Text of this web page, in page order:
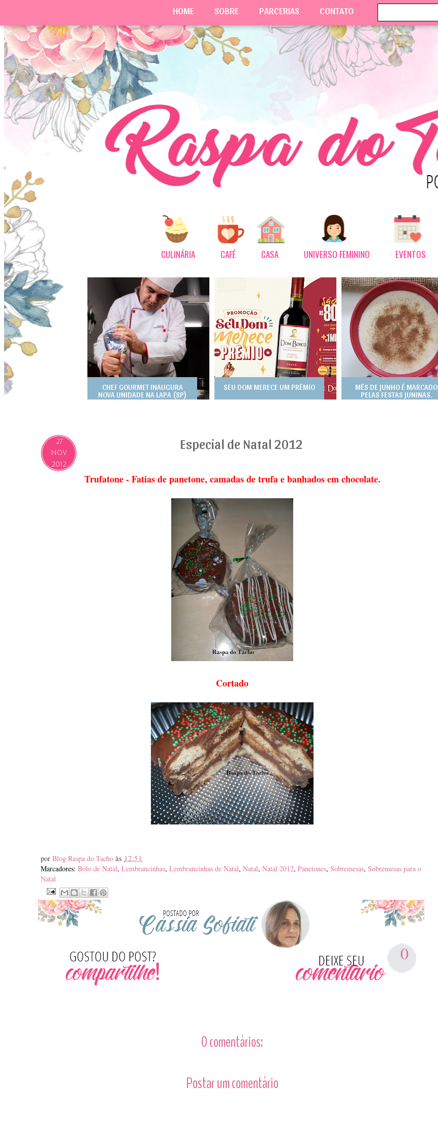
CULINÁRIA CAFÉ CASA UNIVERSO FEMININO EVENTOS
CHEF GOURMET INAUGURA
NOVA UNIDADE NA LAPA (SP)
SEU DOM MERECE UM PRÊMIO
MÊS DE JUNHO É MARCADO
PELAS FESTAS JUNINAS.
27
NOV
2012
Especial de Natal 2012
Trufatone - Fatias de panetone, camadas de trufa e banhados em chocolate.
Cortado
por Blog Raspa do Tacho às 12:51
Marcadores: Bolo de Natal, Lembrancinhas, Lembrancinhas de Natal, Natal, Natal 2012, Panetones, Sobremesas, Sobremesas para o
Natal
0
0 comentários:
Postar um comentário
HOME SOBRE PARCERIAS CONTATO